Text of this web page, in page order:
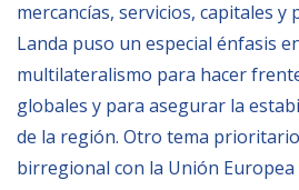
mercancías, servicios, capitales y
Landa puso un especial énfasis
multilateralismo para hacer
globales y para asegurar la
de la región. Otro tema
birregional con la Unión